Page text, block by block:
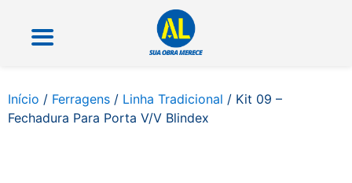
Início / Ferragens / Linha Tradicional / Kit 09 –
Fechadura Para Porta V/V Blindex